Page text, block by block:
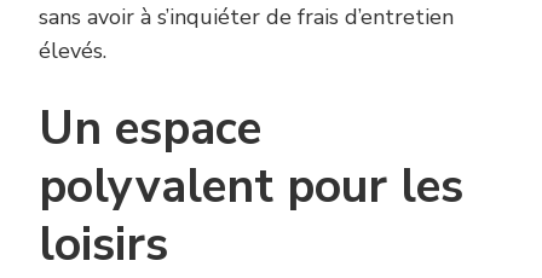
sans avoir à s’inquiéter de frais d’entretien
élevés.
Un espace
polyvalent pour les
loisirs